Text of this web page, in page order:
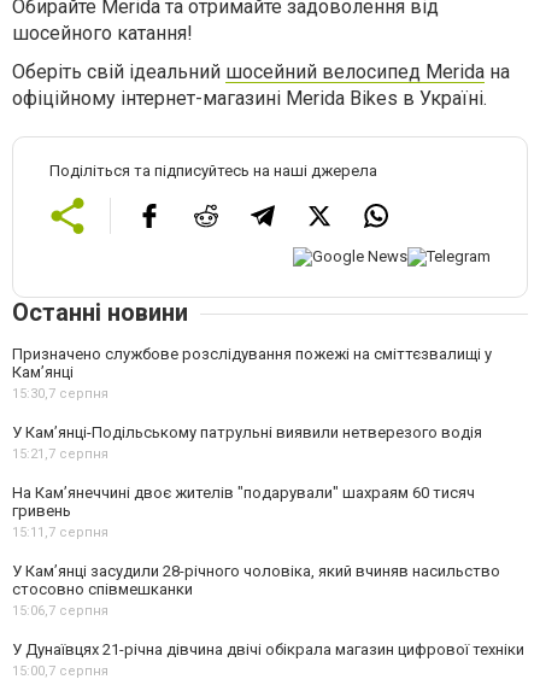
Обирайте Merida та отримайте задоволення від
шосейного катання!
Оберіть свій ідеальний шосейний велосипед Merida на
офіційному інтернет-магазині Merida Bikes в Україні.
Поділіться та підписуйтесь на наші джерела
Останні новини
Призначено службове розслідування пожежі на сміттєзвалищі у
Кам’янці
15:30,7 серпня
У Кам’янці-Подільському патрульні виявили нетверезого водія
15:21,7 серпня
На Камʼянеччині двоє жителів "подарували" шахраям 60 тисяч
гривень
15:11,7 серпня
У Камʼянці засудили 28-річного чоловіка, який вчиняв насильство
стосовно співмешканки
15:06,7 серпня
У Дунаївцях 21-річна дівчина двічі обікрала магазин цифрової техніки
15:00,7 серпня